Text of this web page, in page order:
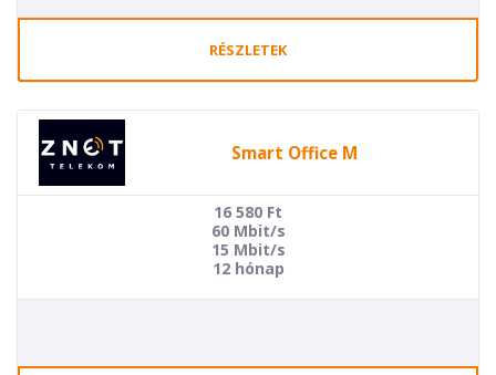
RÉSZLETEK
Smart Office M
16 580 Ft
60 Mbit/s
15 Mbit/s
12 hónap